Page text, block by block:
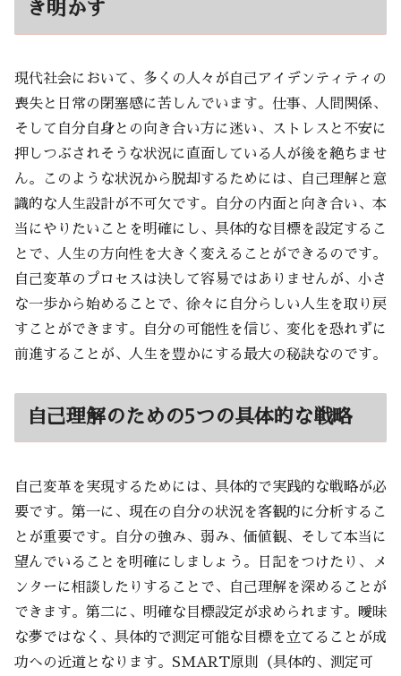
き明かす
現代社会において、多くの人々が自己アイデンティティの
喪失と日常の閉塞感に苦しんでいます。仕事、人間関係、
そして自分自身との向き合い方に迷い、ストレスと不安に
押しつぶされそうな状況に直面している人が後を絶ちませ
ん。このような状況から脱却するためには、自己理解と意
識的な人生設計が不可欠です。自分の内面と向き合い、本
当にやりたいことを明確にし、具体的な目標を設定するこ
とで、人生の方向性を大きく変えることができるのです。
自己変革のプロセスは決して容易ではありませんが、小さ
な一歩から始めることで、徐々に自分らしい人生を取り戻
すことができます。自分の可能性を信じ、変化を恐れずに
前進することが、人生を豊かにする最大の秘訣なのです。
自己理解のための5つの具体的な戦略
自己変革を実現するためには、具体的で実践的な戦略が必
要です。第一に、現在の自分の状況を客観的に分析するこ
とが重要です。自分の強み、弱み、価値観、そして本当に
望んでいることを明確にしましょう。日記をつけたり、メ
ンターに相談したりすることで、自己理解を深めることが
できます。第二に、明確な目標設定が求められます。曖昧
な夢ではなく、具体的で測定可能な目標を立てることが成
功への近道となります。SMART原則（具体的、測定可